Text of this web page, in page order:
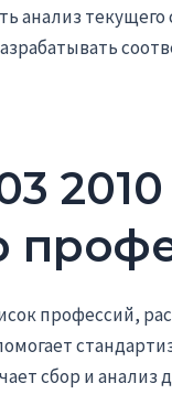
анализ
2010
профессий,
сбор и анализ